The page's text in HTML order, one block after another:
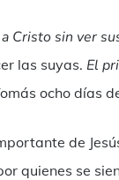
Cristo sin ver
las suyas. El
ocho días
de
quienes se